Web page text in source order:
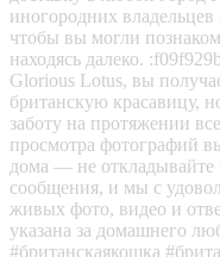
иногородних
чтобы вы могли
находясь далеко.
Glorious Lotus, вы
британскую красавицу,
заботу на протяжении
просмотра фотографий
дома — не
сообщения, и мы с
живых фото, видео и
указана за домашнего
#британскаякошка